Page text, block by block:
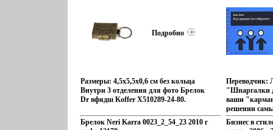
Подробно
Размеры: 4,5х5,5х0,6 см без кольца
Внутри 3 отделения для фото Брелок
Dr вфядш Koffer X510289-24-80.
Брелок Neri Karra 0023_2_54_23 2010 г
решения
управления
синхронным
Разработаны
полно
элементов
решения
управления
Переводчик:
"Шпаргалки
ваши
решении
деловой, да и
Ничего
Бизнес в